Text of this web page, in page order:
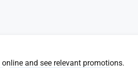
and see relevant promotions.